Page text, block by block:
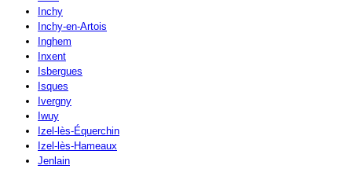
Inchy
Inchy-en-Artois
Inghem
Inxent
Isbergues
Isques
Ivergny
Iwuy
Izel-lès-Équerchin
Izel-lès-Hameaux
Jenlain